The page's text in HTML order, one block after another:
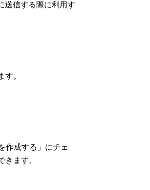
送信する際に利用す
す。
作成する」にチェ
ます。